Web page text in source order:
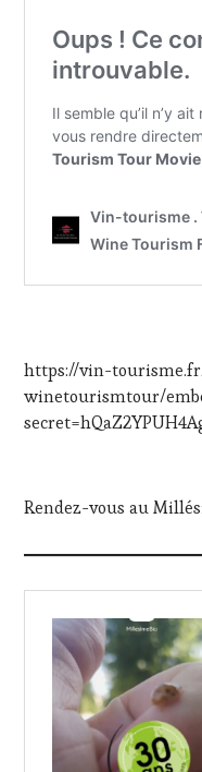
https://vin-
winetourismtour/
Rendez-vous au